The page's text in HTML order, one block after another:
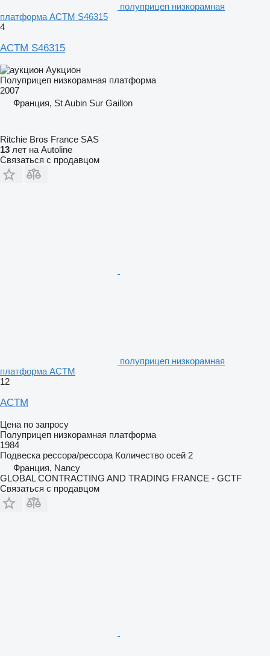
полуприцеп низкорамная
платформа ACTM S46315
4
ACTM S46315
Аукцион
Полуприцеп низкорамная платформа
2007
Франция, St Aubin Sur Gaillon
Ritchie Bros France SAS
13 лет на Autoline
Связаться с продавцом
полуприцеп низкорамная
платформа ACTM
12
ACTM
Цена по запросу
Полуприцеп низкорамная платформа
1984
Подвеска рессора/рессора Количество осей 2
Франция, Nancy
GLOBAL CONTRACTING AND TRADING FRANCE - GCTF
Связаться с продавцом